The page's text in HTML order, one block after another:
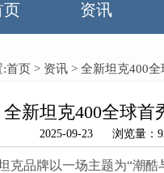
页 资讯
:首页 > 资讯 > 全新坦克400
全新坦克400全球首
2025-09-23 浏览量：
克品牌以一场主题为“潮